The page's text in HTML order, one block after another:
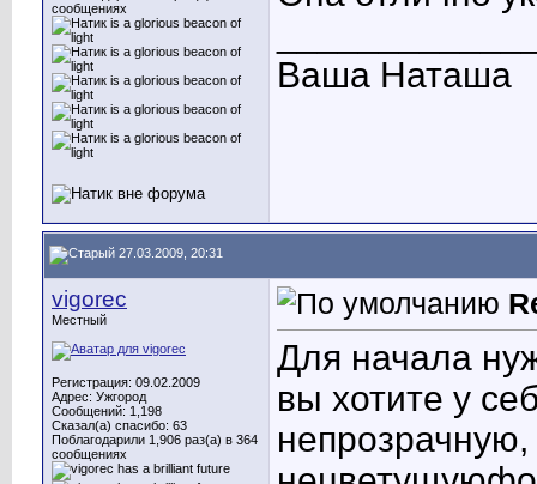
сообщениях
Ваша Наташа
27.03.2009, 20:31
vigorec
Местный
Регистрация: 09.02.2009
Адрес: Ужгород
Сообщений: 1,198
Сказал(а) спасибо: 63
Поблагодарили 1,906 раз(а) в 364
сообщениях
Для начала
вы хотите у